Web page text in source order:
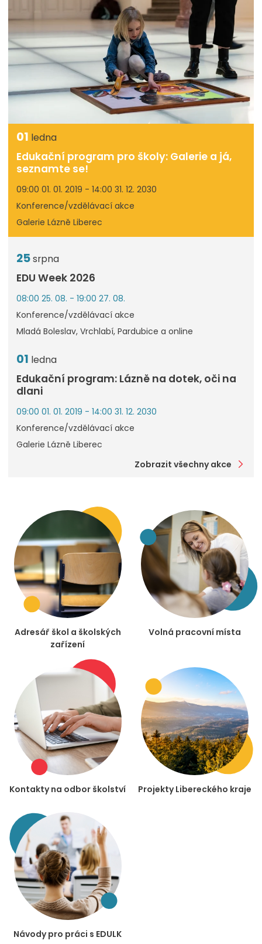
01 ledna
Edukační program pro školy: Galerie a já,
seznamte se!
09:00 01. 01. 2019 - 14:00 31. 12. 2030
Konference/vzdělávací akce
Galerie Lázně Liberec
25srpna
EDU Week 2026
08:00 25. 08. - 19:00 27. 08.
Konference/vzdělávací akce
Mladá Boleslav, Vrchlabí, Pardubice a online
01 ledna
Edukační program: Lázně na dotek, oči na
dlani
09:00 01. 01. 2019 - 14:00 31. 12. 2030
Konference/vzdělávací akce
Galerie Lázně Liberec
Zobrazit všechny akce
Adresář škol a školských
zařízení
Volná pracovní místa
Kontakty na odbor školství Projekty Libereckého kraje
Návody pro práci s EDULK